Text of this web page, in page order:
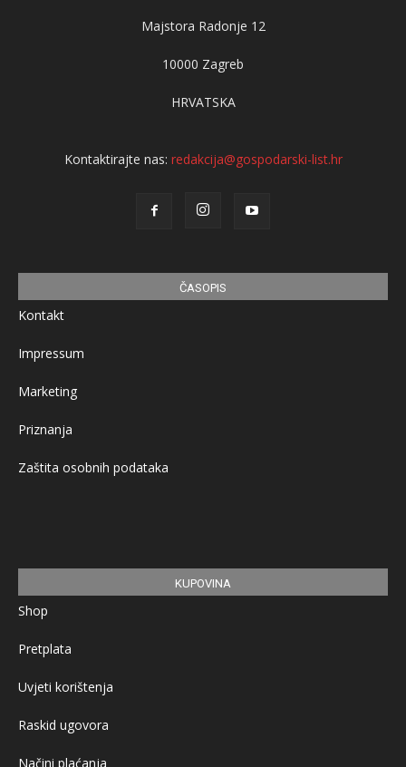
Majstora Radonje 12
10000 Zagreb
HRVATSKA
Kontaktirajte nas: redakcija@gospodarski-list.hr
ČASOPIS
Kontakt
Impressum
Marketing
Priznanja
Zaštita osobnih podataka
KUPOVINA
Shop
Pretplata
Uvjeti korištenja
Raskid ugovora
Načini plaćanja